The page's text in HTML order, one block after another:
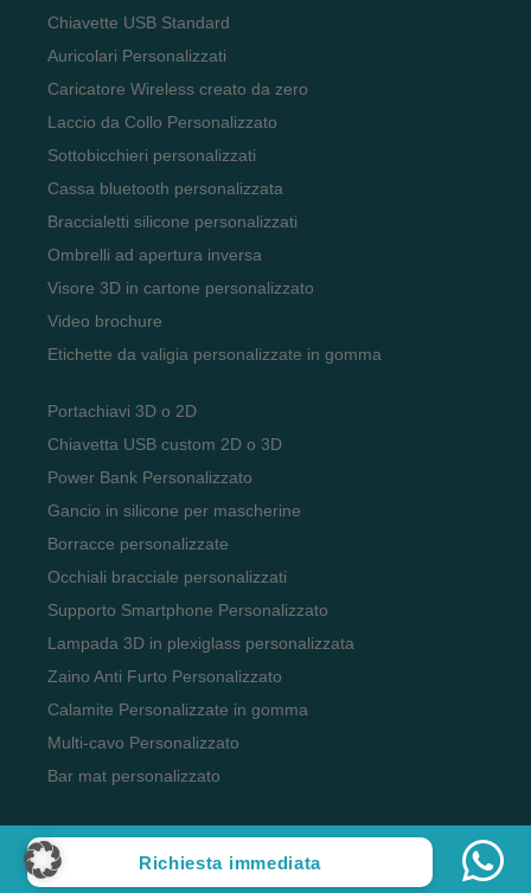
Richiesta immediata
Chiavette USB Standard
Auricolari Personalizzati
Caricatore Wireless creato da zero
Laccio da Collo Personalizzato
Sottobicchieri personalizzati
Cassa bluetooth personalizzata
Braccialetti silicone personalizzati
Ombrelli ad apertura inversa
Visore 3D in cartone personalizzato
Video brochure
Etichette da valigia personalizzate in gomma
Portachiavi 3D o 2D
Chiavetta USB custom 2D o 3D
Power Bank Personalizzato
Gancio in silicone per mascherine
Borracce personalizzate
Occhiali bracciale personalizzati
Supporto Smartphone Personalizzato
Lampada 3D in plexiglass personalizzata
Zaino Anti Furto Personalizzato
Calamite Personalizzate in gomma
Multi-cavo Personalizzato
Bar mat personalizzato
Copyright 2023 Officina del Gadget, tutti i diritti riservati